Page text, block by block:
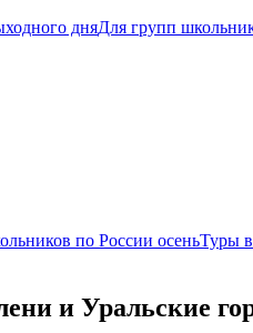
дняДля групп
по России осеньТуры
и Уральские